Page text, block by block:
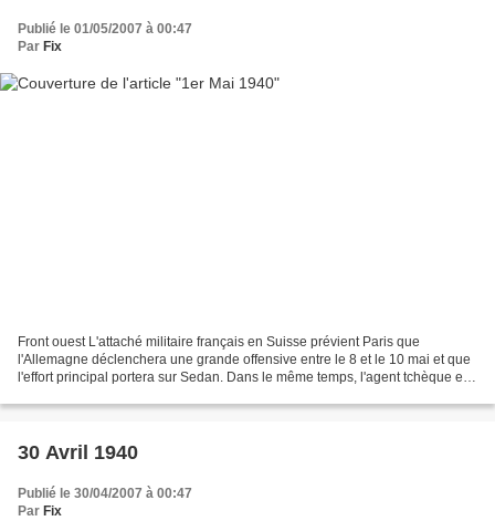
Publié le 01/05/2007 à 00:47
Par Fix
Front ouest L'attaché militaire français en Suisse prévient Paris que
l'Allemagne déclenchera une grande offensive entre le 8 et le 10 mai et que
l'effort principal portera sur Sedan. Dans le même temps, l'agent tchèque et
30 Avril 1940
Publié le 30/04/2007 à 00:47
Par Fix